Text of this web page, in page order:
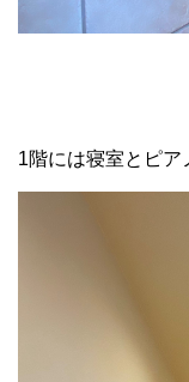
1階には寝室とピ